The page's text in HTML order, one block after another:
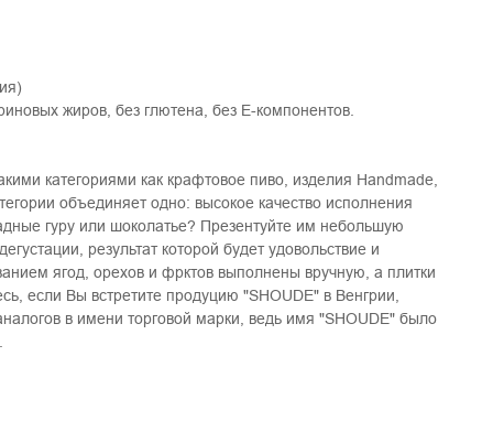
жиров, без глютена, без Е-компонентов.
категориями как крафтовое пиво, изделия Handmade,
объединяет одно: высокое качество исполнения
гуру или шоколатье? Презентуйте им небольшую
результат которой будет удовольствие и
ягод, орехов и фрктов выполнены вручную, а плитки
если Вы встретите продуцию "SHOUDE" в Венгрии,
в имени торговой марки, ведь имя "SHOUDE" было